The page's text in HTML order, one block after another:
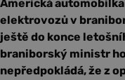
Americká
elektrovozů v
ještě do konce
braniborský ministr
nepředpokládá, že z